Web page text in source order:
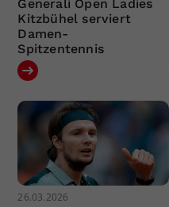
Generali Open Ladies
Kitzbühel serviert
Damen-
Spitzentennis
26.03.2026